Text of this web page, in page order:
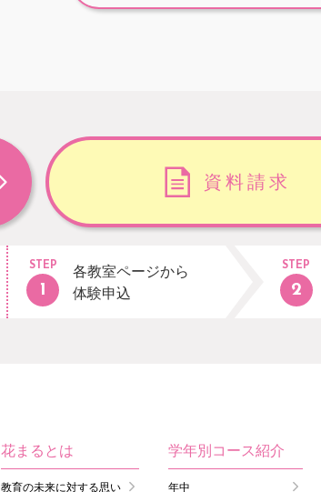
資料請求
STEP
各教室ページから
体験申込
STEP
花まるとは
教育の未来に対する思い
学年別コース紹介
年中